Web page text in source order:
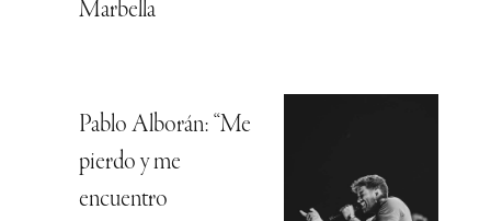
Marbella
Pablo Alborán: “Me
pierdo y me
encuentro